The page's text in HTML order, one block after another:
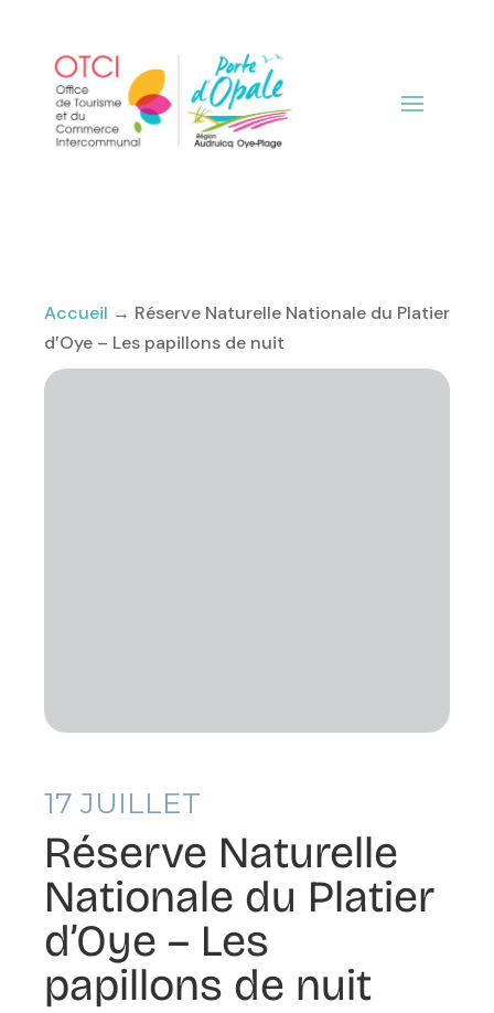
Accueil → Réserve Naturelle Nationale du Platier
d’Oye – Les papillons de nuit
17 JUILLET
Réserve Naturelle
Nationale du Platier
d’Oye – Les
papillons de nuit